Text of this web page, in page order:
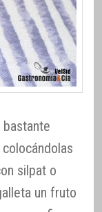
bastante
silpat o
un fruto